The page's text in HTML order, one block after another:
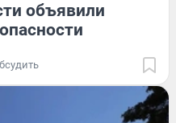
объявили